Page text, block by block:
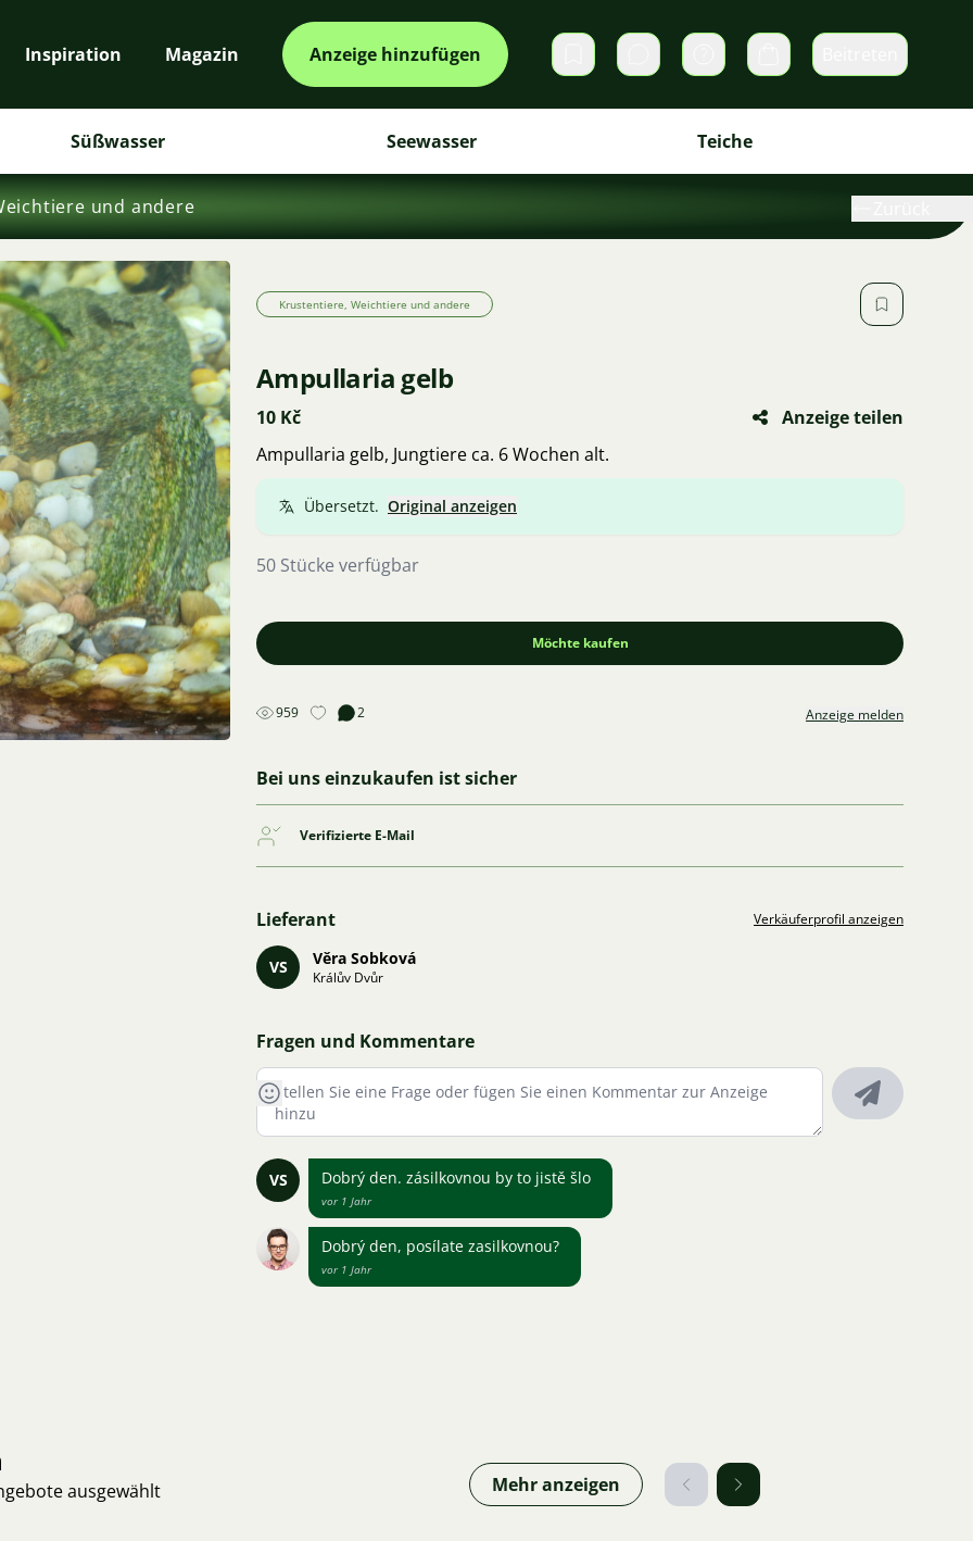
Inspiration Magazin Anzeige hinzufügen DirektnachrichtenWarenkorb
Süßwasser Seewasser Teiche
und andere
Krustentiere, Weichtiere und andere
Ampullaria gelb
10 Kč
Anzeige teilen
Ampullaria gelb, Jungtiere ca. 6 Wochen alt.
Übersetzt. Original anzeigen
50 Stücke verfügbar
Möchte kaufen
959 2 Anzeige melden
Bei uns einzukaufen ist sicher
Verifizierte E-Mail
Lieferant Verkäuferprofil anzeigen
VS Věra Sobková
Králův Dvůr
Fragen und Kommentare
VS Dobrý den. zásilkovnou by to jistě šlo
vor 1 Jahr
Dobrý den, posílate zasilkovnou?
vor 1 Jahr
ausgewählt Mehr anzeigen